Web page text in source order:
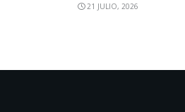
21 JULIO, 2026